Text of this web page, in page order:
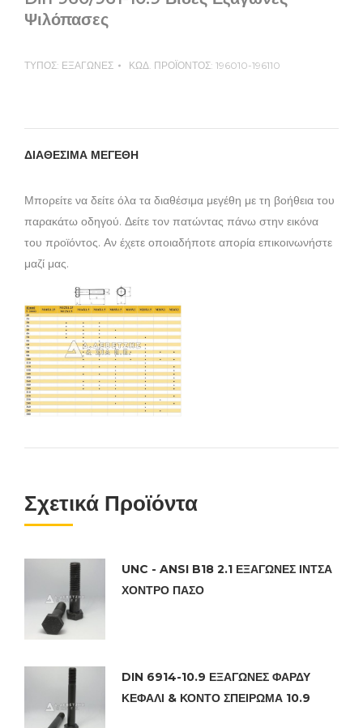
Ψιλόπασες
ΤΥΠΟΣ: ΕΞΑΓΩΝΕΣ ΚΩΔ. ΠΡΟΪΟΝΤΟΣ: 196010-196110
ΔΙΑΘΕΣΙΜΑ ΜΕΓΕΘΗ
Μπορείτε να δείτε όλα τα διαθέσιμα μεγέθη με τη βοήθεια του
παρακάτω οδηγού. Δείτε τον πατώντας πάνω στην εικόνα
του προϊόντος. Αν έχετε οποιαδήποτε απορία επικοινωνήστε
μαζί μας.
Σχετικά Προϊόντα
UNC - ANSI B18 2.1 ΕΞΑΓΩΝΕΣ ΙΝΤΣΑ
ΧΟΝΤΡΟ ΠΑΣΟ
DIN 6914-10.9 ΕΞΑΓΩΝΕΣ ΦΑΡΔΥ
ΚΕΦΑΛΙ & ΚΟΝΤΟ ΣΠΕΙΡΩΜΑ 10.9